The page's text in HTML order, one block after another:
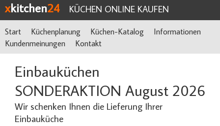
xkitchen24 KÜCHEN ONLINE KAUFEN
Start Küchenplanung Küchen-Katalog
Informationen
Kundenmeinungen
Kontakt
Einbauküchen
SONDERAKTION August 2026
Wir schenken Ihnen die Lieferung Ihrer
Einbauküche